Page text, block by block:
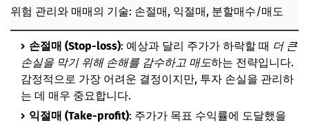
위험 관리와 매매의 기술: 손절매, 익절매, 분할매수/매도
손절매 (Stop-loss): 예상과 달리 주가가 하락할 때 더 큰
손실을 막기 위해 손해를 감수하고 매도하는 전략입니다.
감정적으로 가장 어려운 결정이지만, 투자 손실을 관리하
는 데 매우 중요합니다.
익절매 (Take-profit): 주가가 목표 수익률에 도달했을